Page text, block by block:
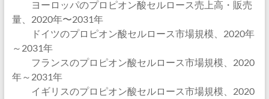
ヨーロッパのプロピオン酸セルロース売上高・販売
量、2020年〜2031年
ドイツのプロピオン酸セルロース市場規模、2020年
～2031年
フランスのプロピオン酸セルロース市場規模、2020
年～2031年
イギリスのプロピオン酸セルロース市場規模、2020